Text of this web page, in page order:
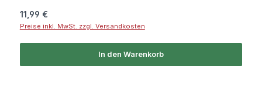
Regulärer Preis:
11,99 €
Preise inkl. MwSt. zzgl. Versandkosten
In den Warenkorb